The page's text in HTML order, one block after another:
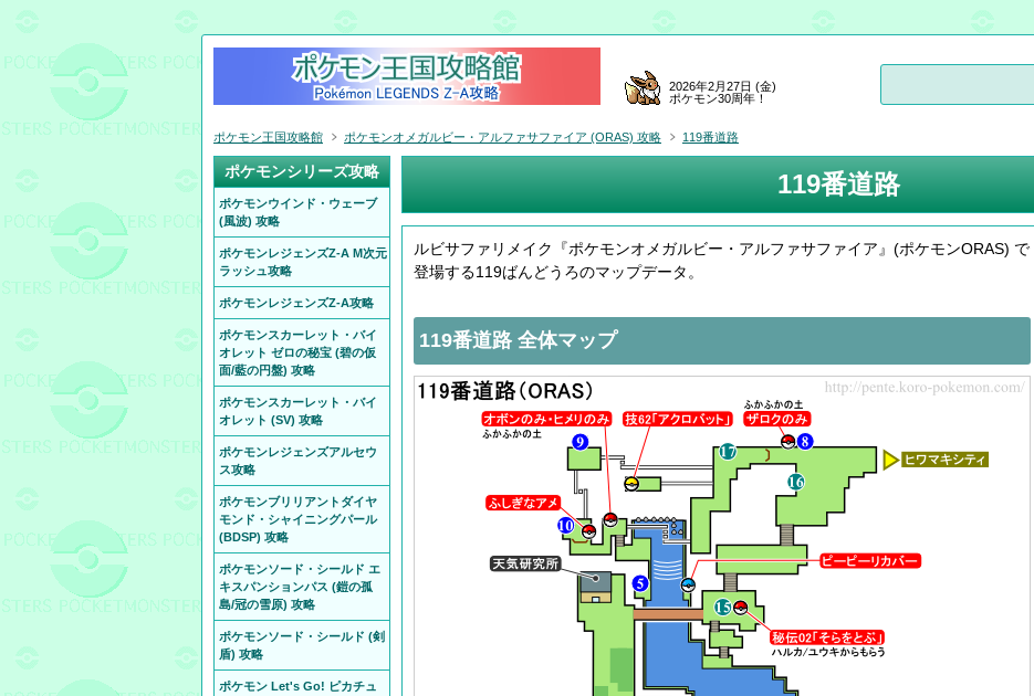
119番道路
ルビサファリメイク『ポケモンオメガルビー・アルファサファイア』(ポケモンORAS) で
登場する119ばんどうろのマップデータ。
119番道路 全体マップ
2026年2月27日 (金)
ポケモン30周年！
ポケモン王国攻略館 ポケモンオメガルビー・アルファサファイア (ORAS) 攻略 119番道路
ポケモンシリーズ攻略
ポケモンウインド・ウェーブ
(風波) 攻略
ポケモンレジェンズZ-A M次元
ラッシュ攻略
ポケモンレジェンズZ-A攻略
ポケモンスカーレット・バイ
オレット ゼロの秘宝 (碧の仮
面/藍の円盤) 攻略
ポケモンスカーレット・バイ
オレット (SV) 攻略
ポケモンレジェンズアルセウ
ス攻略
ポケモンブリリアントダイヤ
モンド・シャイニングパール
(BDSP) 攻略
ポケモンソード・シールド エ
キスパンションパス (鎧の孤
島/冠の雪原) 攻略
ポケモンソード・シールド (剣
盾) 攻略
ポケモン Let's Go! ピカチュ